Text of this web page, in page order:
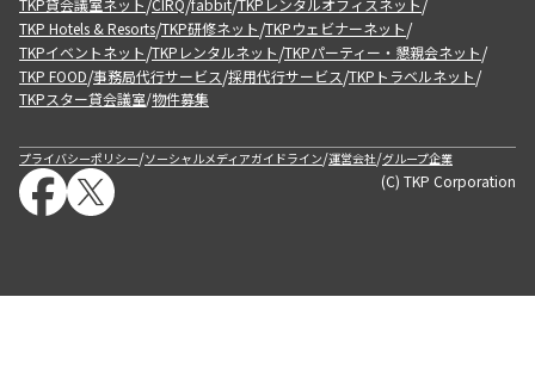
TKP貸会議室ネット/CIRQ/fabbit/TKPレンタルオフィスネット/
TKP Hotels & Resorts/TKP研修ネット/TKPウェビナーネット/
TKPイベントネット/TKPレンタルネット/TKPパーティー・懇親会ネット/
TKP FOOD/事務局代行サービス/採用代行サービス/TKPトラベルネット/
TKPスター貸会議室/物件募集
プライバシーポリシー/ソーシャルメディアガイドライン/運営会社/グループ企業
(C) TKP Corporation